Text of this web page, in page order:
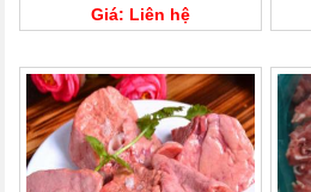
Giá: Liên hệ